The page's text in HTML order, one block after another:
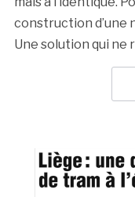
construction d’une
Une solution qui ne